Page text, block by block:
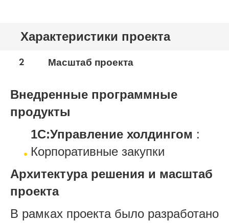
Характеристики проекта
2 Масштаб проекта
Внедренные программные
продукты
1С:Управление холдингом :
Корпоративные закупки
Архитектура решения и масштаб
проекта
В рамках проекта было разработано